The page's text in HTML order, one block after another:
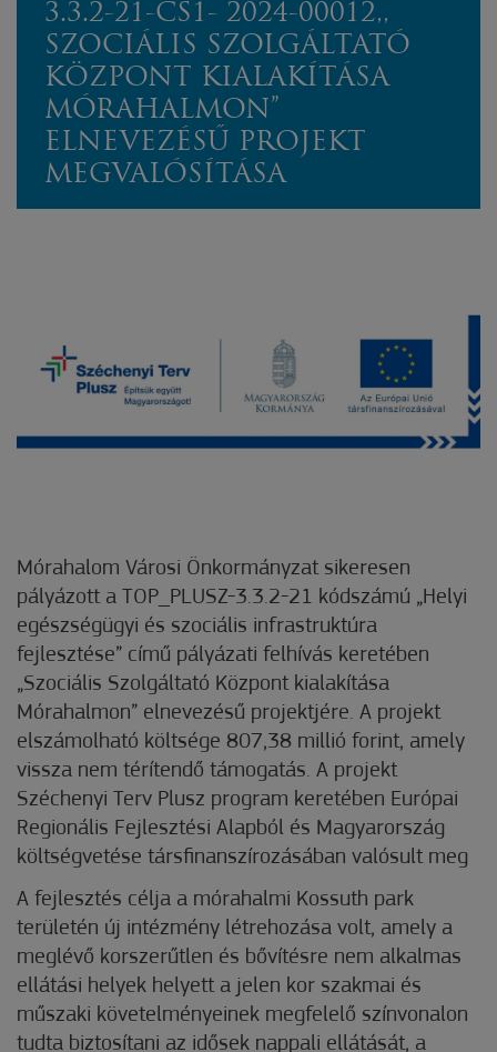
3.3.2-21-CS1- 2024-00012,,
SZOCIÁLIS SZOLGÁLTATÓ
KÖZPONT KIALAKÍTÁSA
MÓRAHALMON”
ELNEVEZÉSŰ PROJEKT
MEGVALÓSÍTÁSA
Mórahalom Városi Önkormányzat sikeresen
pályázott a TOP_PLUSZ-3.3.2-21 kódszámú „Helyi
egészségügyi és szociális infrastruktúra
fejlesztése” című pályázati felhívás keretében
„Szociális Szolgáltató Központ kialakítása
Mórahalmon” elnevezésű projektjére. A projekt
elszámolható költsége 807,38 millió forint, amely
vissza nem térítendő támogatás. A projekt
Széchenyi Terv Plusz program keretében Európai
Regionális Fejlesztési Alapból és Magyarország
költségvetése társfinanszírozásában valósult meg
A fejlesztés célja a mórahalmi Kossuth park
területén új intézmény létrehozása volt, amely a
meglévő korszerűtlen és bővítésre nem alkalmas
ellátási helyek helyett a jelen kor szakmai és
műszaki követelményeinek megfelelő színvonalon
tudta biztosítani az idősek nappali ellátását, a